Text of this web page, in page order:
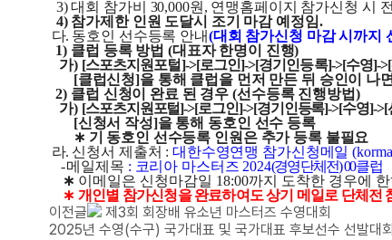
3)대회 참가비 30,000원 , 연맹홈페이지 참가신청 시
4) 참가제한 인원 도달시 조기 마감 예정임.
다. 동호인 선수등록 안내(대회 참가신청 마감 시까지
1) 클럽 등록 방법 (대표자 한명이 진행)
가) [스포츠지원포털]->[로그인]->[경기인등록]->[수영]->[
[클럽신청]을 통해 클럽을 먼저 만든 뒤 승인이 나
2) 클럽 신청이 완료 된 경우(선수등록 진행방법)
가) [스포츠지원포털]->[로그인]->[경기인등록]->[수영]->[
[신청서 작성]을 통해 동호인 선수 등록
∗ 기 동호인 선수등록 인원은 추가 등록 불필요
라. 신청서 제출처 :대한수영연맹 참가신청메일(
-메일제목 : 코리아 마스터즈 2024(경영단체전)00클럽
∗ 이메일은 신청마감일 18:00까지 도착한 경우에
∗ 개인별 참가신청을 완료하여도 상기 메일로 단체전
이전글
제3회 회장배 유소년 마스터즈 수영대회
2025년 수영(수구) 국가대표 및 국가대표 후보선수 선발대회